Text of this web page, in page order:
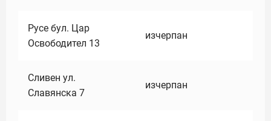
Русе бул. Цар
Освободител 13
изчерпан
Сливен ул.
Славянска 7
изчерпан